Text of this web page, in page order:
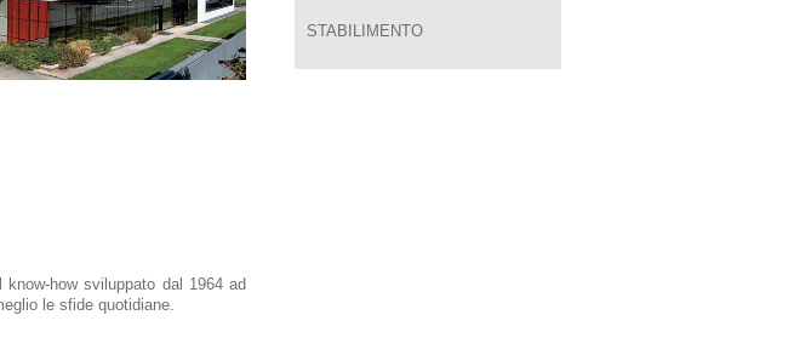
how sviluppato dal 1964 ad
le sfide quotidiane.
STABILIMENTO